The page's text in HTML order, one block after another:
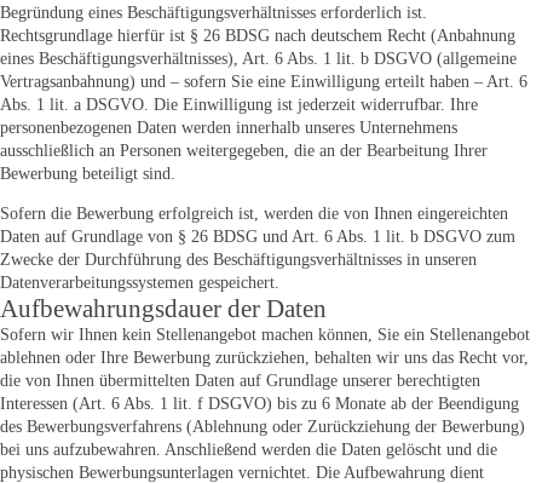
Begründung eines Beschäftigungsverhältnisses erforderlich ist.
Rechtsgrundlage hierfür ist § 26 BDSG nach deutschem Recht (Anbahnung
eines Beschäftigungsverhältnisses), Art. 6 Abs. 1 lit. b DSGVO (allgemeine
Vertragsanbahnung) und – sofern Sie eine Einwilligung erteilt haben – Art. 6
Abs. 1 lit. a DSGVO. Die Einwilligung ist jederzeit widerrufbar. Ihre
personenbezogenen Daten werden innerhalb unseres Unternehmens
ausschließlich an Personen weitergegeben, die an der Bearbeitung Ihrer
Bewerbung beteiligt sind.
Sofern die Bewerbung erfolgreich ist, werden die von Ihnen eingereichten
Daten auf Grundlage von § 26 BDSG und Art. 6 Abs. 1 lit. b DSGVO zum
Zwecke der Durchführung des Beschäftigungsverhältnisses in unseren
Datenverarbeitungssystemen gespeichert.
Aufbewahrungsdauer der Daten
Sofern wir Ihnen kein Stellenangebot machen können, Sie ein Stellenangebot
ablehnen oder Ihre Bewerbung zurückziehen, behalten wir uns das Recht vor,
die von Ihnen übermittelten Daten auf Grundlage unserer berechtigten
Interessen (Art. 6 Abs. 1 lit. f DSGVO) bis zu 6 Monate ab der Beendigung
des Bewerbungsverfahrens (Ablehnung oder Zurückziehung der Bewerbung)
bei uns aufzubewahren. Anschließend werden die Daten gelöscht und die
physischen Bewerbungsunterlagen vernichtet. Die Aufbewahrung dient